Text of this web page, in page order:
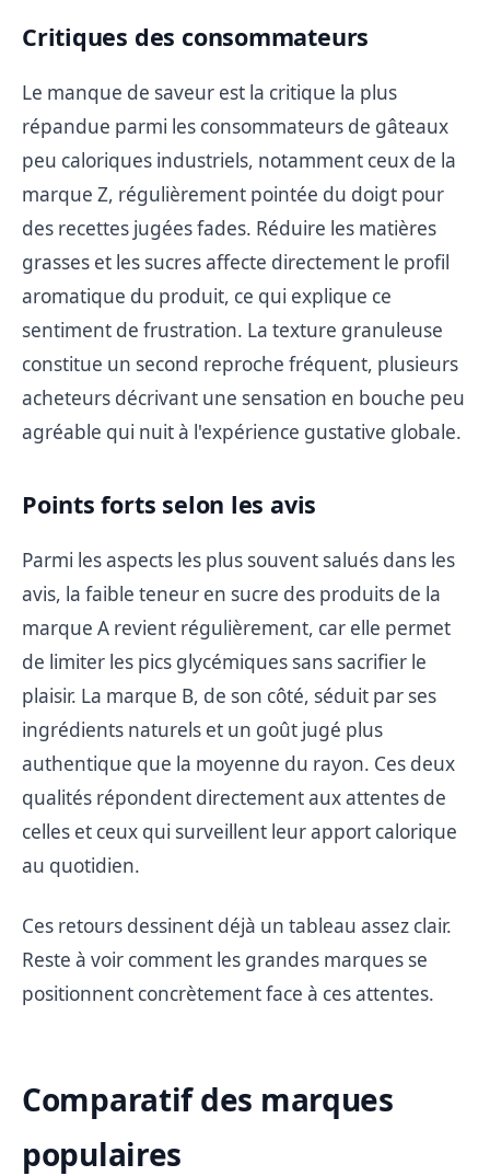
Critiques des consommateurs
Le manque de saveur est la critique la plus
répandue parmi les consommateurs de gâteaux
peu caloriques industriels, notamment ceux de la
marque Z, régulièrement pointée du doigt pour
des recettes jugées fades. Réduire les matières
grasses et les sucres affecte directement le profil
aromatique du produit, ce qui explique ce
sentiment de frustration. La texture granuleuse
constitue un second reproche fréquent, plusieurs
acheteurs décrivant une sensation en bouche peu
agréable qui nuit à l'expérience gustative globale.
Points forts selon les avis
Parmi les aspects les plus souvent salués dans les
avis, la faible teneur en sucre des produits de la
marque A revient régulièrement, car elle permet
de limiter les pics glycémiques sans sacrifier le
plaisir. La marque B, de son côté, séduit par ses
ingrédients naturels et un goût jugé plus
authentique que la moyenne du rayon. Ces deux
qualités répondent directement aux attentes de
celles et ceux qui surveillent leur apport calorique
au quotidien.
Ces retours dessinent déjà un tableau assez clair.
Reste à voir comment les grandes marques se
positionnent concrètement face à ces attentes.
Comparatif des marques
populaires